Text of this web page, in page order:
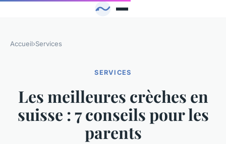
Accueil›Services
SERVICES
Les meilleures crèches en
suisse : 7 conseils pour les
parents